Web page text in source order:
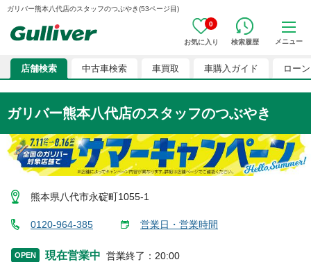
ガリバー熊本八代店のスタッフのつぶやき(53ページ目)
0
お気に入り 検索履歴 メニュー
店舗検索 中古車検索 車買取 車購入ガイド ローン
ガリバー熊本八代店のスタッフのつぶやき
熊本県八代市永碇町1055-1
0120-964-385 営業日・営業時間
OPEN 現在営業中 営業終了 ： 20:00